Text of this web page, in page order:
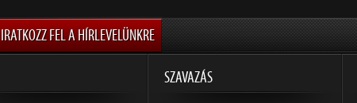
IRATKOZZ FEL A HÍRLEVELÜNKRE
SZAVAZÁS